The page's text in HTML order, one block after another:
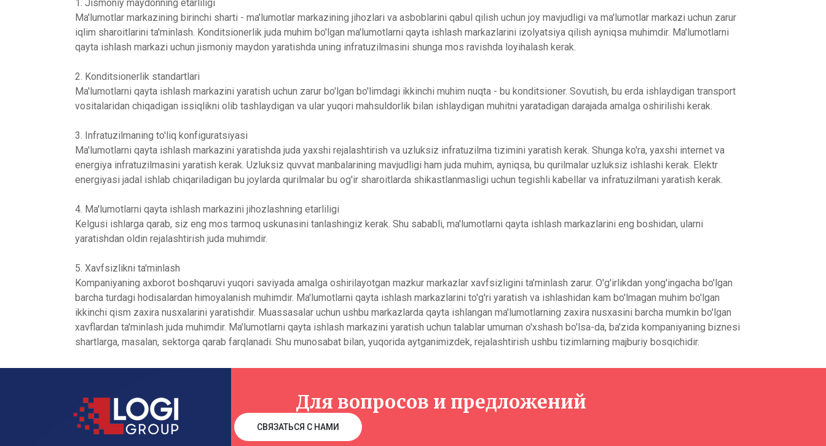
1. Jismoniy maydonning etarliligi
Ma'lumotlar markazining birinchi sharti - ma'lumotlar markazining jihozlari va asboblarini qabul qilish uchun joy mavjudligi va ma'lumotlar markazi uchun zarur
iqlim sharoitlarini ta'minlash. Konditsionerlik juda muhim bo'lgan ma'lumotlarni qayta ishlash markazlarini izolyatsiya qilish ayniqsa muhimdir. Ma'lumotlarni
qayta ishlash markazi uchun jismoniy maydon yaratishda uning infratuzilmasini shunga mos ravishda loyihalash kerak.
2. Konditsionerlik standartlari
Ma'lumotlarni qayta ishlash markazini yaratish uchun zarur bo'lgan bo'limdagi ikkinchi muhim nuqta - bu konditsioner. Sovutish, bu erda ishlaydigan transport
vositalaridan chiqadigan issiqlikni olib tashlaydigan va ular yuqori mahsuldorlik bilan ishlaydigan muhitni yaratadigan darajada amalga oshirilishi kerak.
3. Infratuzilmaning to'liq konfiguratsiyasi
Ma'lumotlarni qayta ishlash markazini yaratishda juda yaxshi rejalashtirish va uzluksiz infratuzilma tizimini yaratish kerak. Shunga ko'ra, yaxshi internet va
energiya infratuzilmasini yaratish kerak. Uzluksiz quvvat manbalarining mavjudligi ham juda muhim, ayniqsa, bu qurilmalar uzluksiz ishlashi kerak. Elektr
energiyasi jadal ishlab chiqariladigan bu joylarda qurilmalar bu og'ir sharoitlarda shikastlanmasligi uchun tegishli kabellar va infratuzilmani yaratish kerak.
4. Ma'lumotlarni qayta ishlash markazini jihozlashning etarliligi
Kelgusi ishlarga qarab, siz eng mos tarmoq uskunasini tanlashingiz kerak. Shu sababli, ma'lumotlarni qayta ishlash markazlarini eng boshidan, ularni
yaratishdan oldin rejalashtirish juda muhimdir.
5. Xavfsizlikni ta'minlash
Kompaniyaning axborot boshqaruvi yuqori saviyada amalga oshirilayotgan mazkur markazlar xavfsizligini ta’minlash zarur. O'g'irlikdan yong'ingacha bo'lgan
barcha turdagi hodisalardan himoyalanish muhimdir. Ma'lumotlarni qayta ishlash markazlarini to'g'ri yaratish va ishlashidan kam bo'lmagan muhim bo'lgan
ikkinchi qism zaxira nusxalarini yaratishdir. Muassasalar uchun ushbu markazlarda qayta ishlangan ma'lumotlarning zaxira nusxasini barcha mumkin bo'lgan
xavflardan ta'minlash juda muhimdir. Ma'lumotlarni qayta ishlash markazini yaratish uchun talablar umuman o'xshash bo'lsa-da, ba'zida kompaniyaning biznesi
shartlarga, masalan, sektorga qarab farqlanadi. Shu munosabat bilan, yuqorida aytganimizdek, rejalashtirish ushbu tizimlarning majburiy bosqichidir.
Для вопросов и предложений
СВЯЗАТЬСЯ С НАМИ